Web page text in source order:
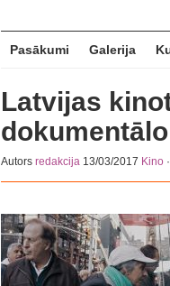
Pasākumi Galerija
Latvijas
Autors redakcija 13/03/2017 Kino ·